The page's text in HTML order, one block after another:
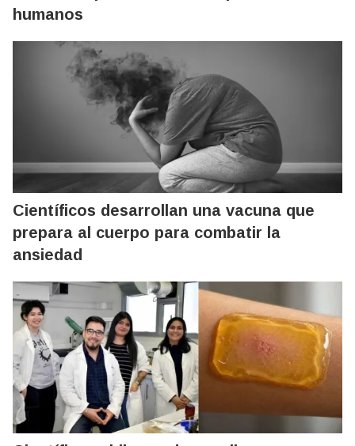
humanos
Científicos desarrollan una vacuna que
prepara al cuerpo para combatir la
ansiedad